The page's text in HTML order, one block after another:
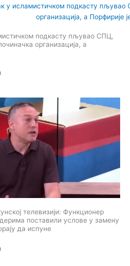
подкасту пљувао СПЦ,
организација, а
телевизији: Функционер
поставили услове у замену
да испуне